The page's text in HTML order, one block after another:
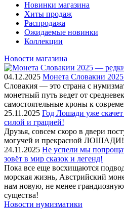
Новинки магазина
Хиты продаж
Распродажа
Ожидаемые новинки
Коллекции
Новости магазина
04.12.2025 Монета Словакии
Словакия — это страна с
монетный путь ведет от
самостоятельные кроны к
25.11.2025 Год Лошади уже
силой и грацией!
Друзья, совсем скоро в двери
могучей и прекрасной ЛОШАДИ!
24.11.2025 Не успели мы
зовёт в мир сказок и легенд!
Пока все еще восхищаются
морская жизнь, Австрийский
нам новую, не менее
существа!
Новости нумизматики